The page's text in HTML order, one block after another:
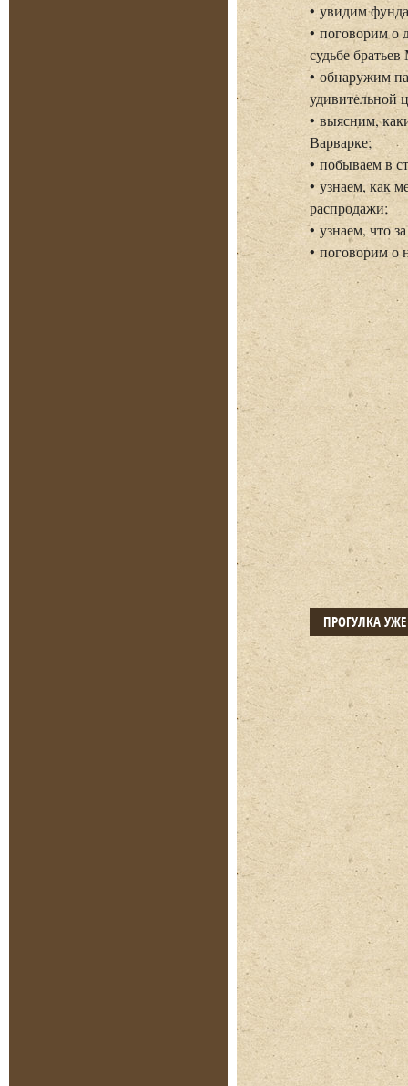
• увидим
• поговорим о
судьбе
• обнаружим
удивительной
• выясним,
Варварке;
• побываем в
• узнаем, как
распродажи;
• узнаем, что
• поговорим о
ПРОГУЛКА